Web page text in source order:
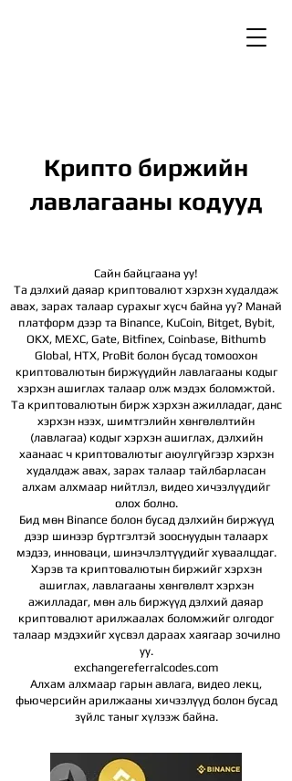
Крипто биржийн
лавлагааны кодууд
Сайн байцгаана уу!
Та дэлхий даяар криптовалют хэрхэн худалдаж
авах, зарах талаар сурахыг хүсч байна уу? Манай
платформ дээр та Binance, KuCoin, Bitget, Bybit,
OKX, MEXC, Gate, Bitfinex, Coinbase, Bithumb
Global, HTX, ProBit болон бусад томоохон
криптовалютын биржүүдийн лавлагааны кодыг
хэрхэн ашиглах талаар олж мэдэх боломжтой.
Та криптовалютын бирж хэрхэн ажилладаг, данс
хэрхэн нээх, шимтгэлийн хөнгөлөлтийн
(лавлагаа) кодыг хэрхэн ашиглах, дэлхийн
хаанаас ч криптовалютыг аюулгүйгээр хэрхэн
худалдаж авах, зарах талаар тайлбарласан
алхам алхмаар нийтлэл, видео хичээлүүдийг
олох болно.
Бид мөн Binance болон бусад дэлхийн биржүүд
дээр шинээр бүртгэлтэй зооснуудын талаарх
мэдээ, инноваци, шинэчлэлтүүдийг хуваалцдаг.
Хэрэв та криптовалютын биржийг хэрхэн
ашиглах, лавлагааны хөнгөлөлт хэрхэн
ажилладаг, мөн аль биржүүд дэлхий даяар
криптовалют арилжаалах боломжийг олгодог
талаар мэдэхийг хүсвэл дараах хаягаар зочилно
уу.
exchangereferralcodes.com
Алхам алхмаар гарын авлага, видео лекц,
фьючерсийн арилжааны хичээлүүд болон бусад
зүйлс таныг хүлээж байна.